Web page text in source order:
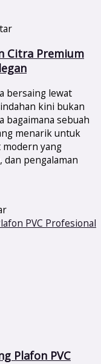
Citra Premium
bersaing lewat
kini bukan
bagaimana sebuah
menarik untuk
modern yang
dan pengalaman
Plafon PVC